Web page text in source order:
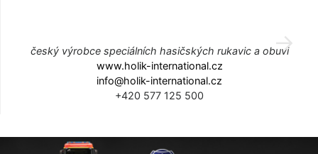
český výrobce speciálních hasičských rukavic a obuvi
www.holik-international.cz
info@holik-international.cz
+420 577 125 500